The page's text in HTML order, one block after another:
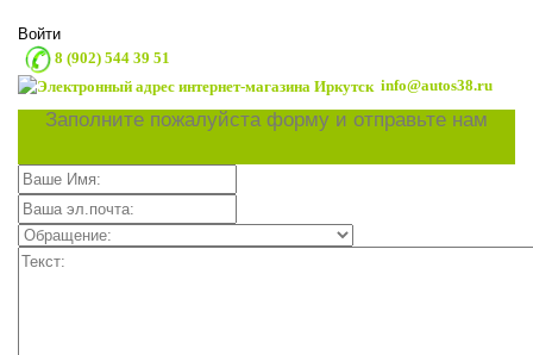
Войти
8 (902) 544 39 51
info@autos38.ru
Заполните пожалуйста форму и отправьте нам